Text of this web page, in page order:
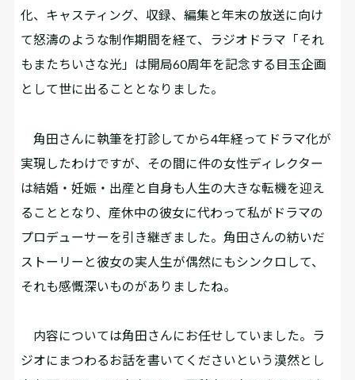
化、キャスティング、収録、編集と年末の放送に向け
て怒濤のような制作期間を経て、ラジオドラマ「それ
もまたちいさな光」は開局60周年を記念する目玉企画
として世に出ることとなりました。
角田さんに執筆を打診してから4年経ってドラマ化が
実現したわけですが、その間に件の女性ディレクター
は結婚・妊娠・出産と自身も人生の大きな転機を迎え
ることとなり、産休中の彼女に代わって私がドラマの
プロデューサーを引き継ぎました。角田さんの紡いだ
ストーリーと彼女の実人生が偶然にもシンクロして、
それも感慨深いものがありましたね。
内容については角田さんにお任せしていました。ラ
ジオにまつわるお話を書いてくださいという漠然とし